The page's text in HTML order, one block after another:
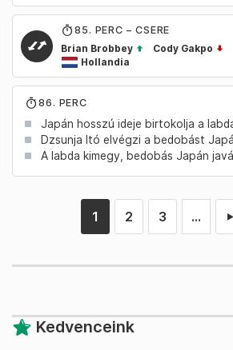
85. PERC – CSERE
Brian Brobbey
Cody Gakpo
Hollandia
86. PERC
Japán hosszú ideje birtokolja a
Dzsunja Itó elvégzi a bedobást
A labda kimegy, bedobás Japán
1 2 3 ... ►
Kedvenceink